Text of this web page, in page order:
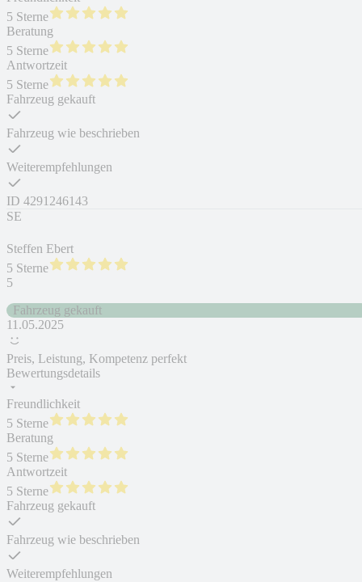
5 Sterne
Beratung
5 Sterne
Antwortzeit
5 Sterne
Fahrzeug gekauft
Fahrzeug wie beschrieben
Weiterempfehlungen
ID 4291246143
SE
Steffen Ebert
5 Sterne
5
Fahrzeug gekauft
11.05.2025
Preis, Leistung, Kompetenz perfekt
Bewertungsdetails
Freundlichkeit
5 Sterne
Beratung
5 Sterne
Antwortzeit
5 Sterne
Fahrzeug gekauft
Fahrzeug wie beschrieben
Weiterempfehlungen